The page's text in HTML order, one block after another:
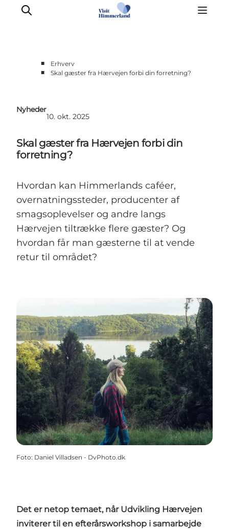
Presse
Info Spots
Om Destination Himmerland
■
Erhverv
■
Skal gæster fra Hærvejen forbi din forretning?
Nyheder
10. okt. 2025
Skal gæster fra Hærvejen forbi din
forretning?
Hvordan kan Himmerlands caféer,
overnatningssteder, producenter af
smagsoplevelser og andre langs
Hærvejen tiltrække flere gæster? Og
hvordan får man gæsterne til at vende
retur til området?
Foto: Daniel Villadsen - DvPhoto.dk
Det er netop temaet, når Udvikling Hærvejen
inviterer til en efterårsworkshop i samarbejde